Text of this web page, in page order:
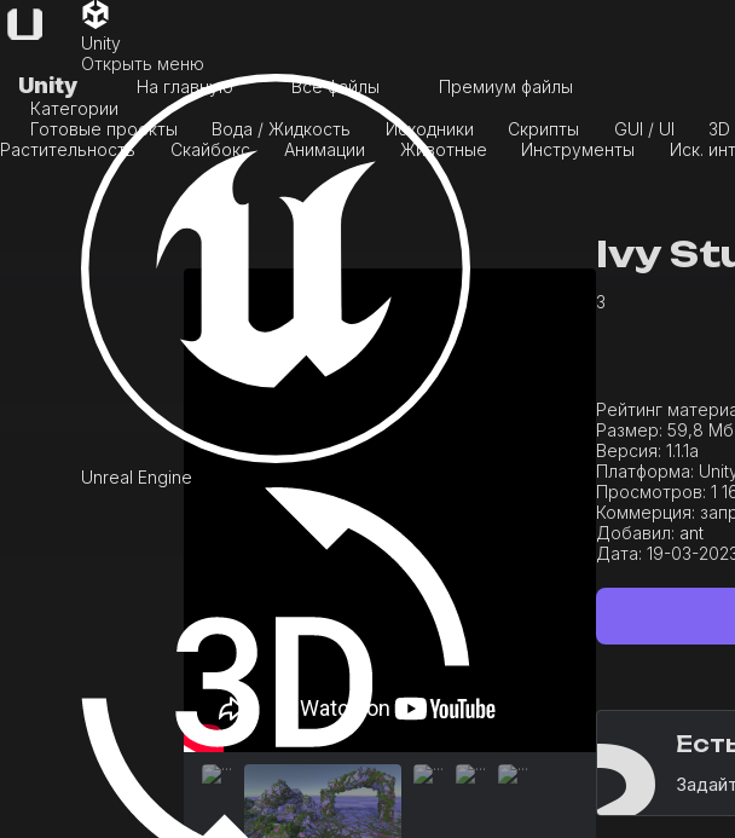
Unity
Открыть меню
Unreal Engine
Unity На главную Все файлы
Премиум файлы
Категории
Готовые проекты
Вода / Жидкость Исходники Скрипты GUI / UI 3D
Растительность
Скайбокс Анимации Животные Инструменты Иск.
Ivy
3
Рейтинг
Размер: 59,8 Мб
Версия: 1.1.1a
Платформа:
Просмотров: 1
Коммерция:
Добавил: ant
Дата: 19-03-